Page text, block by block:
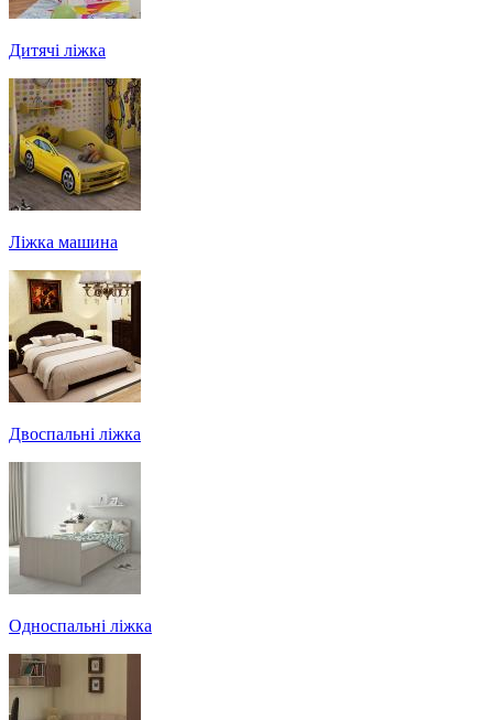
Дитячі ліжка
Ліжка машина
Двоспальні ліжка
Односпальні ліжка